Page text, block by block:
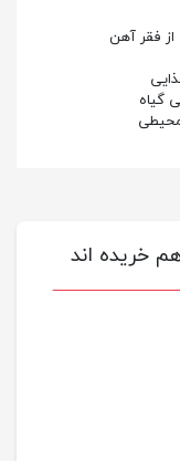
از فقر آهن
گیاه
محیطی
هم خریده اند